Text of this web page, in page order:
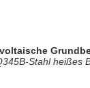
Stahl